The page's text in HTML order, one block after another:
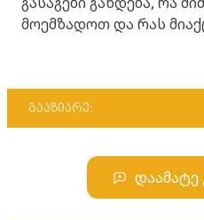
მოემზადოთ და რას
გააზიარე:
დაამატე